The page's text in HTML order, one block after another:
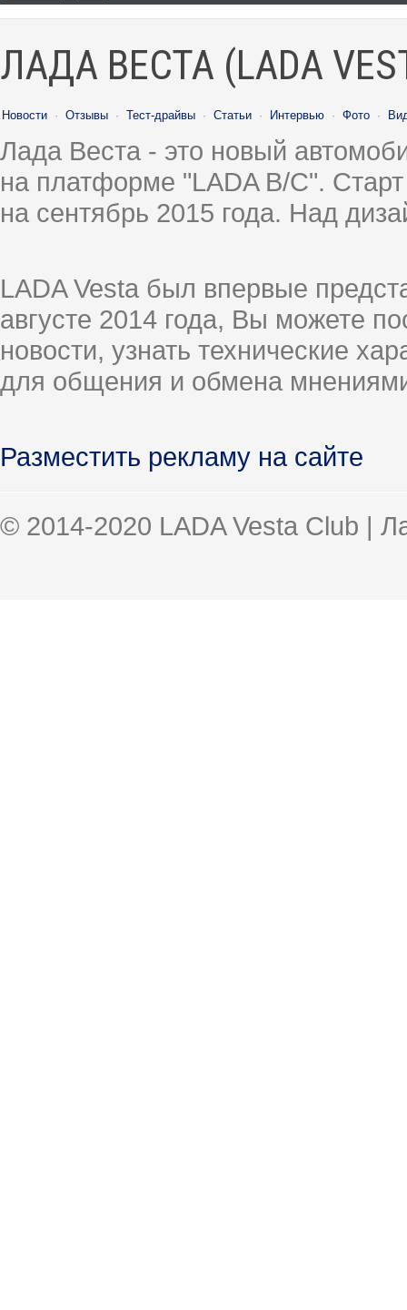
ЛАДА ВЕСТА (LADA
Новости · Отзывы · Тест-драйвы · Статьи · Интервью · Фото ·
Лада Веста - это новый
на платформе "LADA B/C".
на сентябрь 2015 года. Над
LADA Vesta был впервые
августе 2014 года, Вы можете
новости, узнать технические
для общения и обмена
Разместить рекламу на сайте
© 2014-2020 LADA Vesta Club |